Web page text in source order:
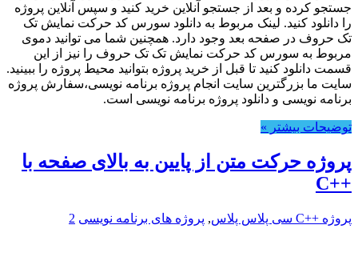
جستجو کرده و بعد از جستجو آنلاین خرید کنید و سپس آنلاین پروژه
را دانلود کنید. لینک مربوط به دانلود سورس کد حرکت نمایش تک
تک حروف در صفحه بعد وجود دارد. همچنین شما می توانید دموی
مربوط به سورس کد حرکت نمایش تک تک حروف را نیز از این
قسمت دانلود کنید تا قبل از خرید پروژه بتوانید محیط پروژه را ببینید.
سایت ما بزرگترین سایت انجام پروژه برنامه نویسی،سفارش پروژه
برنامه نویسی و دانلود پروژه برنامه نویسی است.
توضیحات بیشتر »
پروژه حرکت متن از پایین به بالای صفحه با
++C
پروژه ++C سی پلاس پلاس , پروژه های برنامه نویسی 2